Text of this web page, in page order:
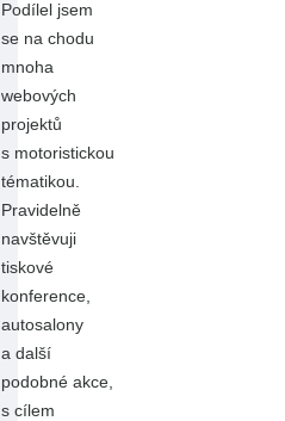
Podílel jsem
se na chodu
mnoha
webových
projektů
s motoristickou
tématikou.
Pravidelně
navštěvuji
tiskové
konference,
autosalony
a další
podobné akce,
s cílem